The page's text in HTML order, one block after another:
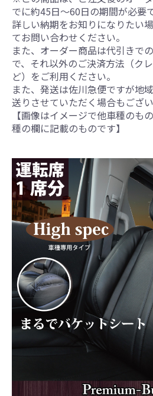
でに約45日～60日の期間が必要で
詳しい納期をお知りになりたい
てお問い合わせください。
また、オーダー商品は代引きで
で、それ以外のご決済方法（ク
ど）をご利用ください。
また、発送は佐川急便ですが地
送りさせていただく場合もござい
【画像はイメージで他車種のも
種の欄に記載のものです】